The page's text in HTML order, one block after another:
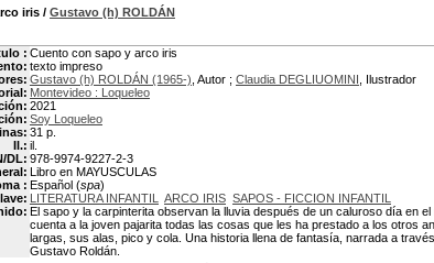
iris / Gustavo (h) ROLDÁN
: Cuento con sapo y arco iris
texto impreso
Gustavo (h) ROLDÁN (1965-) , Autor ; Claudia DEGLIUOMINI , Ilustrador
Montevideo : Loqueleo
2021
Soy Loqueleo
31 p.
Il.: il.
DL: 978-9974-9227-2-3
Libro en MAYUSCULAS
: Español (spa)
LITERATURA INFANTIL ARCO IRIS SAPOS - FICCION INFANTIL
El sapo y la carpinterita observan la lluvia después de un caluroso día en
cuenta a la joven pajarita todas las cosas que les ha prestado a los otros
largas, sus alas, pico y cola. Una historia llena de fantasía, narrada a
Gustavo Roldán.